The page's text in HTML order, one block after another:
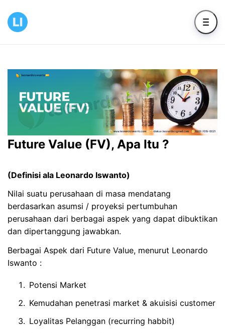
Future Value (FV), Apa Itu ?
(Definisi ala Leonardo Iswanto)
Nilai suatu perusahaan di masa mendatang
berdasarkan asumsi / proyeksi pertumbuhan
perusahaan dari berbagai aspek yang dapat dibuktikan
dan dipertanggung jawabkan.
Berbagai Aspek dari Future Value, menurut Leonardo
Iswanto :
Potensi Market
Kemudahan penetrasi market & akuisisi customer
Loyalitas Pelanggan (recurring habbit)